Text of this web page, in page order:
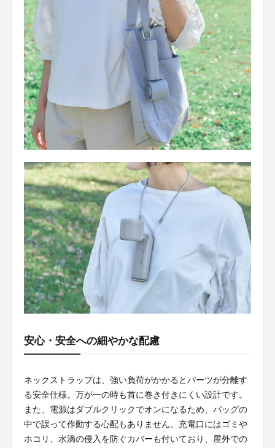
安心・安全への細やかな配慮
ネックストラップは、強い負荷がかかるとパーツが分離す
る安全仕様。万が一の時も首に巻き付きにくい設計です。
また、電源はダブルクリックでオンになるため、バッグの
中で誤って作動する心配もありません。充電口にはゴミや
ホコリ、水滴の侵入を防ぐカバーも付いており、屋外での